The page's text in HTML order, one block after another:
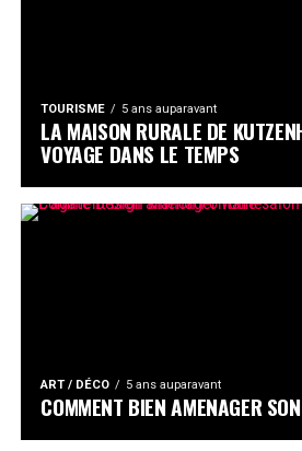
TOURISME 5 ans auparavant
LA MAISON RURALE DE
VOYAGE DANS LE TEMPS
ART / DÉCO 5 ans auparavant
COMMENT BIEN AMENAGER